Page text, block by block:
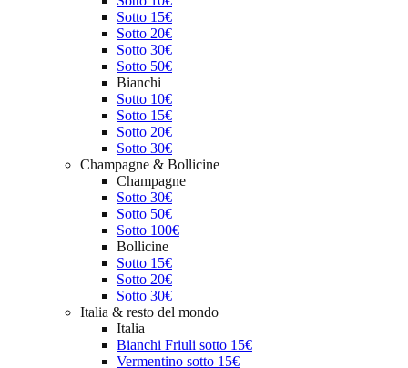
Sotto 15€
Sotto 20€
Sotto 30€
Sotto 50€
Bianchi
Sotto 10€
Sotto 15€
Sotto 20€
Sotto 30€
Champagne & Bollicine
Champagne
Sotto 30€
Sotto 50€
Sotto 100€
Bollicine
Sotto 15€
Sotto 20€
Sotto 30€
Italia & resto del mondo
Italia
Bianchi Friuli sotto 15€
Vermentino sotto 15€